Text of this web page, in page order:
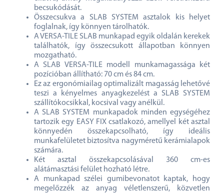
becsukódását.
Összecsukva a SLAB SYSTEM asztalok kis helyet
foglalnak, így könnyen tárolhatók.
A VERSA-TILE SLAB munkapad egyik oldalán kerekek
találhatók, így összecsukott állapotban könnyen
mozgatható.
A SLAB VERSA-TILE modell munkamagassága két
pozícióban állítható: 70 cm és 84 cm.
Ez az ergonómiailag optimalizált magasság lehetővé
teszi a kényelmes anyagkezelést a SLAB SYSTEM
szállítókocsikkal, kocsival vagy anélkül.
A SLAB SYSTEM munkapadok minden egységéhez
tartozik egy EASY FIX csatlakozó, amellyel két asztal
könnyedén összekapcsolható, így ideális
munkafelületet biztosítva nagyméretű kerámialapok
számára.
Két asztal összekapcsolásával 360 cm-es
alátámasztási felület hozható létre.
A munkapad szélei gumibevonatot kaptak, hogy
megelőzzék az anyag véletlenszerű, közvetlen